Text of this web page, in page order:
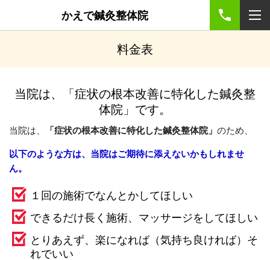
かえで鍼灸整体院
料金表
当院は、「症状の根本改善に特化した鍼灸整
体院」です。
当院は、 「症状の根本改善に特化した鍼灸整体院」 のため、
以下のような方は、当院はご期待に添えないかもしれませ
ん。
１回の施術でなんとかしてほしい
できるだけ長く施術、マッサージをしてほしい
とりあえず、楽になれば（気持ち良ければ）そ
れでいい